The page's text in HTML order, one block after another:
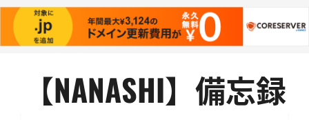
【NANASHI】備忘録